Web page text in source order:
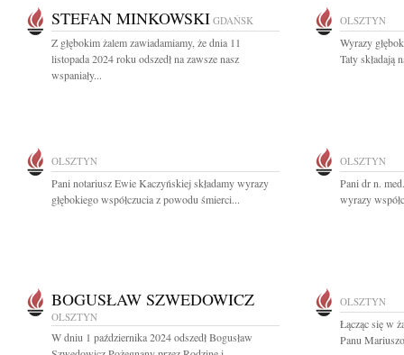
STEFAN MINKOWSKI GDAŃSK
Z głębokim żalem zawiadamiamy, że dnia 11
listopada 2024 roku odszedł na zawsze nasz
wspaniały...
OLSZTYN
Wyrazy
Taty składają
OLSZTYN
Pani notariusz Ewie Kaczyńskiej składamy wyrazy
głębokiego współczucia z powodu śmierci...
OLSZTYN
Pani dr n.
wyrazy
BOGUSŁAW SZWEDOWICZ
OLSZTYN
W dniu 1 października 2024 odszedł Bogusław
OLSZTYN
Łącząc się w
Panu